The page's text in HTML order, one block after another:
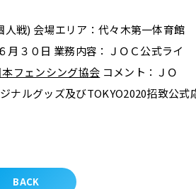
戦) 会場エリア：代々木第一体育館
３０日 業務内容：ＪＯＣ公式ライ
フェンシング協会 コメント：ＪＯ
ナルグッズ及びTOKYO2020招致公式
BACK